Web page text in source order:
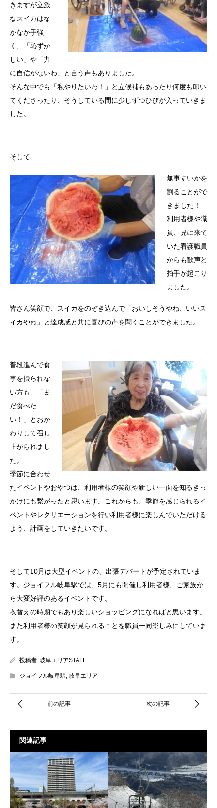
きますが立派
なスイカはな
かなか手強
く、「恥ずか
しい」や「力
に自信がないわ」と言う声もありました。
そんな中でも「私やりたいわ！」と立候補もあったり何度も叩い
てくださったり、そうしている間に少しずつひびが入っていきま
した。
そして…
無事すいかを
割ることがで
きました！
利用者様や職
員、見に来て
いた看護職員
からも歓声と
拍手が起こり
ました。
皆さん笑顔で、スイカをのぞき込んで「おいしそうやね、いいス
イカやわ」と達成感と共に喜びの声を聞くことができました。
普段進んで食
事を摂られな
い方も、「ま
だ食べた
い！」とおか
わりして召し
上がられまし
た。
季節に合わせ
たイベントやおやつは、利用者様の笑顔や新しい一面を知るきっ
かけにも繋がったと思います。これからも、季節を感じられるイ
ベントやレクリエーションを行い利用者様に楽しんでいただける
よう、計画をしていきたいです。
そして10月は大型イベントの、出張デパートが予定されていま
す。ジョイフル岐阜駅では、5月にも開催し利用者様、ご家族か
ら大変好評のあるイベントです。
衣替えの時期でもあり楽しいショッピングになればと思います。
また利用者様の笑顔が見られることを職員一同楽しみにしていま
す。
投稿者: 岐阜エリアSTAFF
ジョイフル岐阜駅 岐阜エリア
関連記事